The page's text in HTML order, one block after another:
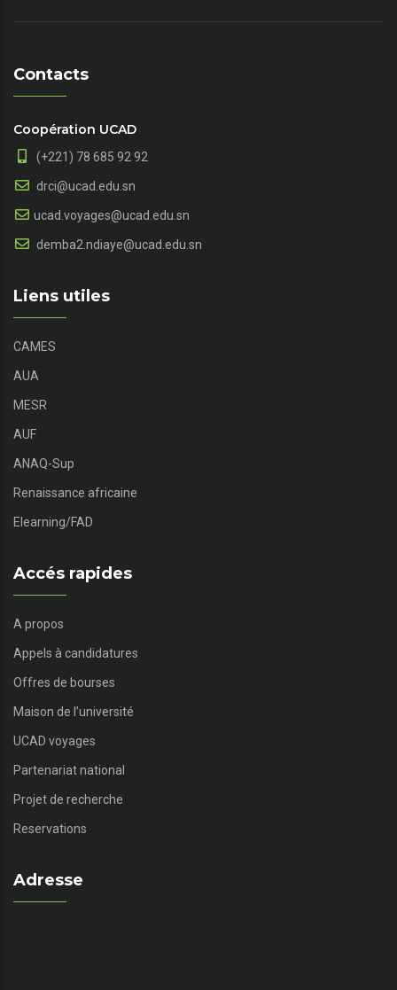
Contacts
Coopération UCAD
(+221) 78 685 92 92
drci@ucad.edu.sn
ucad.voyages@ucad.edu.sn
demba2.ndiaye@ucad.edu.sn
Liens utiles
CAMES
AUA
MESR
AUF
ANAQ-Sup
Renaissance africaine
Elearning/FAD
Accés rapides
A propos
Appels à candidatures
Offres de bourses
Maison de l’université
UCAD voyages
Partenariat national
Projet de recherche
Reservations
Adresse